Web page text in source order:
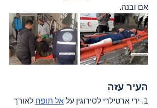
אם ובנה.
העיר עזה
1. ירי ארטילרי לסירוגין על אל תופח לאורך